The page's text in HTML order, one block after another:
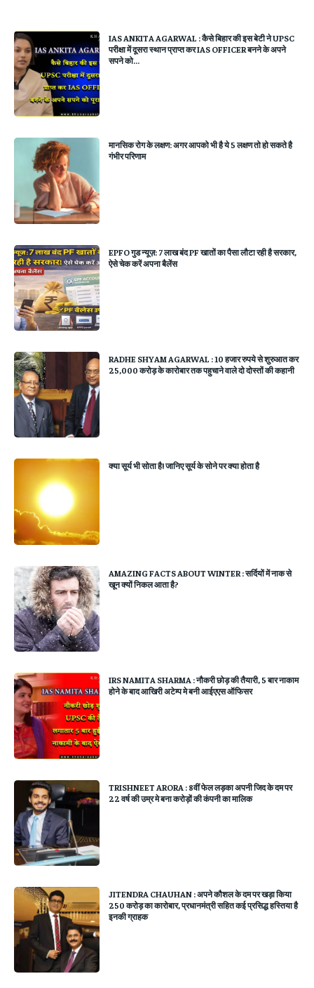
IAS ANKITA AGARWAL : कैसे बिहार की इस बेटी ने UPSC
परीक्षा में दूसरा स्थान प्राप्त कर IAS OFFICER बनने के अपने
सपने को...
मानसिक रोग के लक्षण: अगर आपको भी है ये 5 लक्षण तो हो सकते है
गंभीर परिणाम
EPFO गुड न्यूज़: 7 लाख बंद PF खातों का पैसा लौटा रही है सरकार,
ऐसे चेक करें अपना बैलेंस
RADHE SHYAM AGARWAL : 10 हजार रुपये से शुरुआत कर
25,000 करोड़ के कारोबार तक पहुचाने वाले दो दोस्तों की कहानी
क्या सूर्य भी सोता है! जानिए सूर्य के सोने पर क्‍या होता है
AMAZING FACTS ABOUT WINTER : सर्दियों में नाक से
खून क्यों निकल आता है?
IRS NAMITA SHARMA : नौकरी छोड़ की तैयारी, 5 बार नाकाम
होने के बाद आखिरी अटेम्प मे बनी आईएएस ऑफिसर
TRISHNEET ARORA : 8वीं फेल लड़का अपनी जिद के दम पर
22 वर्ष की उम्र मे बना करोड़ों की कंपनी का मालिक
JITENDRA CHAUHAN : अपने कौशल के दम पर खड़ा किया
250 करोड़ का कारोबार, प्रधानमंत्री सहित कई प्रसिद्ध हस्तिया है
इनकी ग्राहक